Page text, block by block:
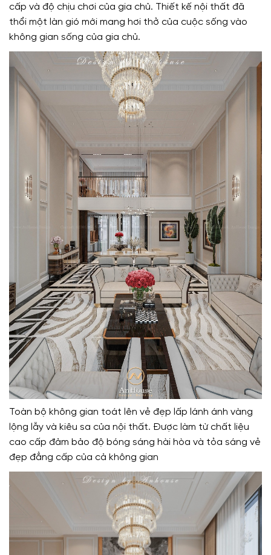
cấp và độ chịu chơi của gia chủ. Thiết kế nội thất đã
thổi một làn gió mới mang hơi thở của cuộc sống vào
không gian sống của gia chủ.
Toàn bộ không gian toát lên vẻ đẹp lấp lánh ánh vàng
lộng lẫy và kiêu sa của nội thất. Được làm từ chất liệu
cao cấp đảm bảo độ bóng sáng hài hòa và tỏa sáng vẻ
đẹp đẳng cấp của cả không gian